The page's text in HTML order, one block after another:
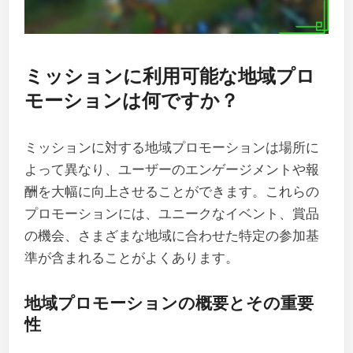
ミッションに利用可能な地域プロ
モーションは何ですか？
ミッションに対する地域プロモーションは場所に
よって異なり、ユーザーのエンゲージメントや報
酬を大幅に向上させることができます。これらの
プロモーションには、ユニークなイベント、賞品
の機会、さまざまな地域に合わせた特定の参加基
準が含まれることがよくあります。
地域プロモーションの概要とその重要
性